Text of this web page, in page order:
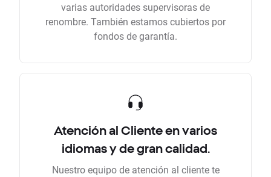
varias autoridades supervisoras de
renombre. También estamos cubiertos por
fondos de garantía.
Atención al Cliente en varios
idiomas y de gran calidad.
Nuestro equipo de atención al cliente te